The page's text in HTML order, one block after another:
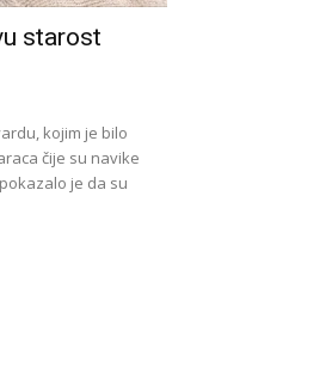
starost
kojim je bilo
čije su navike
je da su